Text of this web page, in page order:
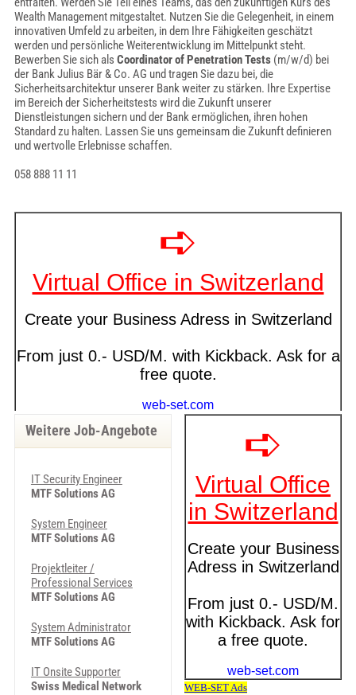
Wealth Management mitgestaltet. Nutzen Sie die Gelegenheit, in einem
innovativen Umfeld zu arbeiten, in dem Ihre Fähigkeiten geschätzt
werden und persönliche Weiterentwicklung im Mittelpunkt steht.
Bewerben Sie sich als Coordinator of Penetration Tests(m/w/d) bei
der Bank Julius Bär & Co. AG und tragen Sie dazu bei, die
Sicherheitsarchitektur unserer Bank weiter zu stärken. Ihre Expertise
im Bereich der Sicherheitstests wird die Zukunft unserer
Dienstleistungen sichern und der Bank ermöglichen, ihren hohen
Standard zu halten. Lassen Sie uns gemeinsam die Zukunft definieren
und wertvolle Erlebnisse schaffen.
058 888 11 11
Weitere Job-Angebote
IT Security Engineer
MTF Solutions AG
System Engineer
MTF Solutions AG
Projektleiter /
Professional Services
MTF Solutions AG
System Administrator
MTF Solutions AG
IT Onsite Supporter
Swiss Medical Network